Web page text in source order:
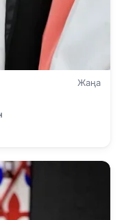
Жаңа